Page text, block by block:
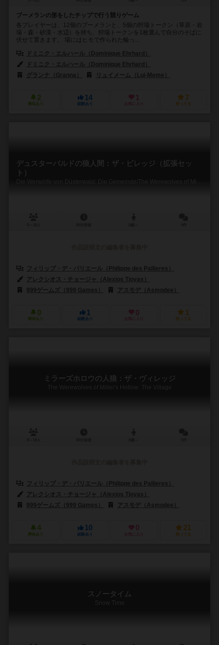
ブーメランの形をしたチップで行う競りゲーム
各プレイヤーは、12個のブーメランと、5個の狩場トークン（草原・岩
場・森・砂漠・水辺）を持ち、狩場トークンを1枚選んで自分のそばに
伏せて置きます。 場にはヒモで作られた輪っ...
ドミニク・エルハール（Dominique Ehrhard）
ドミニク・エルハール（Dominique Ehrhard）
グランナ（Granna）
リュイメーム（Lui-Meme）
2
興味あり
14
経験あり
1
お気に入り
7
持ってる
デュスターバルドの狼人間：ザ・ビレッジ（拡張セッ
ト）
フィリップ・デ・パリエール（Philippe des Pallieres）
アレクシオス・チョージャ（Alexios Tjoyas）
999ゲームズ（999 Games）
アスモデ（Asmodee）
0
興味あり
1
経験あり
0
お気に入り
1
持ってる
ミラーズホロウの人狼：ザ・ヴィレッジ
The Werewolves of Miller's Hollow: The Village
フィリップ・デ・パリエール（Philippe des Pallieres）
アレクシオス・チョージャ（Alexios Tjoyas）
999ゲームズ（999 Games）
アスモデ（Asmodee）
4
興味あり
10
経験あり
0
お気に入り
21
持ってる
スノータイム
Snow Time